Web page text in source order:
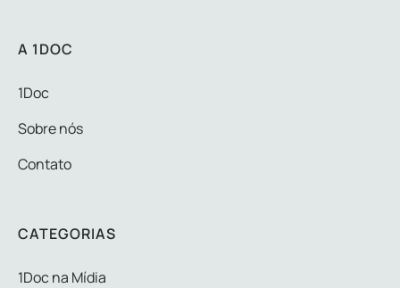
A 1DOC
1Doc
Sobre nós
Contato
CATEGORIAS
1Doc na Mídia